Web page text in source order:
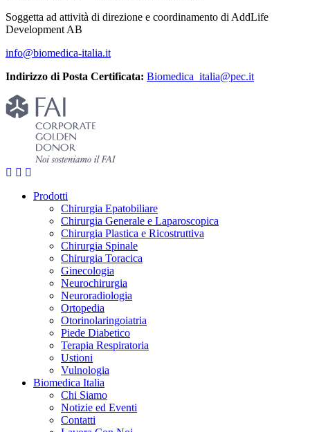
Soggetta ad attività di direzione e coordinamento di AddLife
Development AB
info@biomedica-italia.it
Indirizzo di Posta Certificata: Biomedica_italia@pec.it
Prodotti
Chirurgia Epatobiliare
Chirurgia Generale e Laparoscopica
Chirurgia Plastica e Ricostruttiva
Chirurgia Spinale
Chirurgia Toracica
Ginecologia
Neurochirurgia
Neuroradiologia
Ortopedia
Otorinolaringoiatria
Piede Diabetico
Terapia Respiratoria
Ustioni
Vulnologia
Biomedica Italia
Chi Siamo
Notizie ed Eventi
Contatti